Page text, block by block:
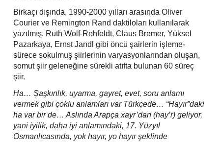
Birkaçı dışında, 1990-2000 yılları arasında Oliver
Courier ve Remington Rand daktiloları kullanılarak
yazılmış, Ruth Wolf-Rehfeldt, Claus Bremer, Yüksel
Pazarkaya, Ernst Jandl gibi öncü şairlerin işleme-
sürece sokulmuş şiirlerinin varyasyonlarından oluşan,
somut şiir geleneğine sürekli atıfta bulunan 60 süreç
şiir.
Ha… Şaşkınlık, uyarma, gayret, evet, soru anlamı
vermek gibi çoklu anlamları var Türkçede… “Hayır”daki
ha var bir de… Aslında Arapça xayr’dan (hay’r) geliyor,
yani iyilik, daha iyi anlamındaki, 17. Yüzyıl
Osmanlıcasında, yok hayır, yo hayır şeklinde